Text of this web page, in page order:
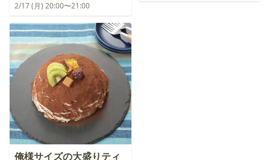
2/17 (月) 20:00〜21:00
俺様サイズの大盛りティ